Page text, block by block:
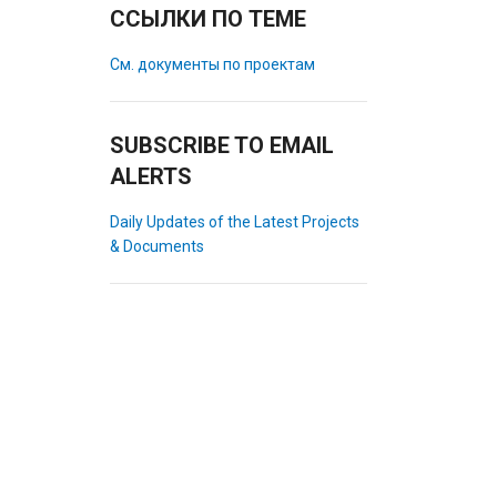
ССЫЛКИ ПО ТЕМЕ
См. документы по проектам
SUBSCRIBE TO EMAIL
ALERTS
Daily Updates of the Latest Projects
& Documents